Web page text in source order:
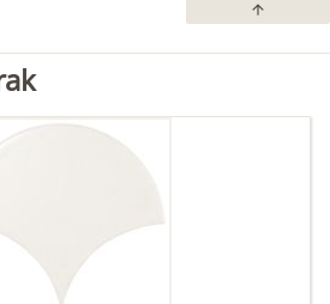
arrow_upward